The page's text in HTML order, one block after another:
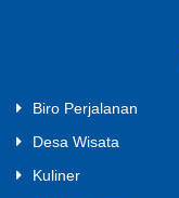
Biro Perjalanan
Desa Wisata
Kuliner